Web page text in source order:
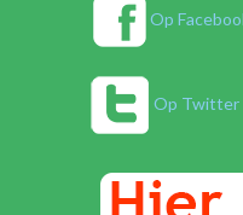
Op
Op Twitter